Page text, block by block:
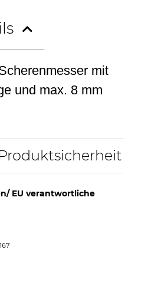
mit
und max. 8 mm
EU verantwortliche